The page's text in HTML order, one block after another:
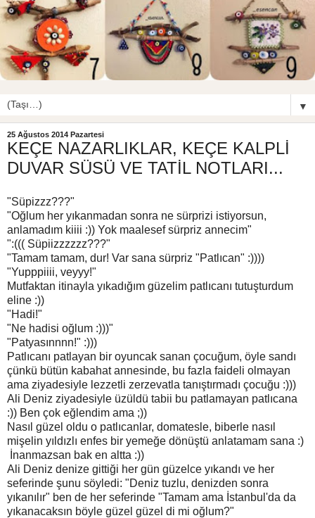
▼
25 Ağustos 2014 Pazartesi
KEÇE NAZARLIKLAR, KEÇE KALPLİ
DUVAR SÜSÜ VE TATİL NOTLARI...
"Süpizzz???"
"Oğlum her yıkanmadan sonra ne sürprizi istiyorsun,
anlamadım kiiii :)) Yok maalesef sürpriz annecim"
":((( Süpiizzzzzz???"
"Tamam tamam, dur! Var sana sürpriz "Patlıcan" :))))
"Yupppiiii, veyyy!"
Mutfaktan itinayla yıkadığım güzelim patlıcanı tutuşturdum
eline :))
"Hadi!"
"Ne hadisi oğlum :)))"
"Patyasınnnn!" :)))
Patlıcanı patlayan bir oyuncak sanan çocuğum, öyle sandı
çünkü bütün kabahat annesinde, bu fazla faideli olmayan
ama ziyadesiyle lezzetli zerzevatla tanıştırmadı çocuğu :)))
Ali Deniz ziyadesiyle üzüldü tabii bu patlamayan patlıcana
:)) Ben çok eğlendim ama ;))
Nasıl güzel oldu o patlıcanlar, domatesle, biberle nasıl
mişelin yıldızlı enfes bir yemeğe dönüştü anlatamam sana :)
İnanmazsan bak en altta :))
Ali Deniz denize gittiği her gün güzelce yıkandı ve her
seferinde şunu söyledi: "Deniz tuzlu, denizden sonra
yıkanılır" ben de her seferinde "Tamam ama İstanbul'da da
yıkanacaksın böyle güzel güzel di mi oğlum?"